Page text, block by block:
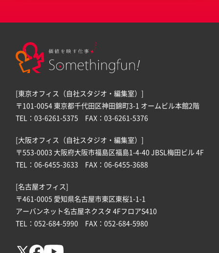
[東京オフィス（自社スタジオ・編集室）]
〒101-0054 東京都千代田区神田錦町3-1 オームビル本館2階
TEL：03-6261-5375 FAX：03-6261-5376
[大阪オフィス（自社スタジオ・編集室）]
〒553-0003 大阪府大阪市福島区福島1-4-40 JBSL梅田ビル 4F
TEL：06-6455-3633 FAX：06-6455-3688
[名古屋オフィス]
〒461-0005 愛知県名古屋市東区東桜1-1-1
アーバンネット名古屋ネクスタ 4FフロアS410
TEL：052-684-5990 FAX：052-684-5980